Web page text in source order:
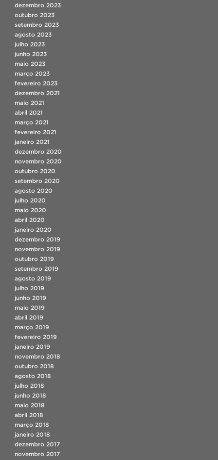
dezembro 2023
outubro 2023
setembro 2023
agosto 2023
julho 2023
junho 2023
maio 2023
março 2023
fevereiro 2023
dezembro 2021
maio 2021
abril 2021
março 2021
fevereiro 2021
janeiro 2021
dezembro 2020
novembro 2020
outubro 2020
setembro 2020
agosto 2020
julho 2020
maio 2020
abril 2020
janeiro 2020
dezembro 2019
novembro 2019
outubro 2019
setembro 2019
agosto 2019
julho 2019
junho 2019
maio 2019
abril 2019
março 2019
fevereiro 2019
janeiro 2019
novembro 2018
outubro 2018
agosto 2018
julho 2018
junho 2018
maio 2018
abril 2018
março 2018
janeiro 2018
dezembro 2017
novembro 2017